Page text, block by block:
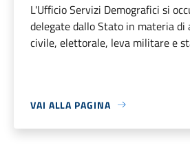
L'Ufficio Servizi Demografici si
delegate dallo Stato in materia di
civile, elettorale, leva militare e
VAI ALLA PAGINA